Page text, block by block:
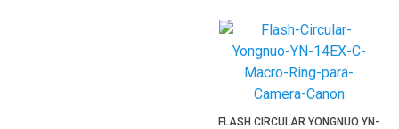
FLASH CIRCULAR YONGNUO YN-